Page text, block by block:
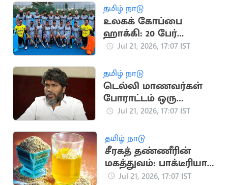
தமிழ் நாடு
உலகக் கோப்பை
ஹாக்கி: 20 பேர்
கொண்ட இந்திய
Jul 21, 2026, 17:07 IST
தமிழ் நாடு
டெல்லி மாணவர்கள்
போராட்டம் ஒரு
தலைமுறையின்
பா.ரஞ்சித்
Jul 21, 2026, 17:07 IST
தமிழ் நாடு
சீரகத் தண்ணீரின்
மகத்துவம்: பாக்டீரியா
தொற்று முதல் இதய
Jul 21, 2026, 17:07 IST